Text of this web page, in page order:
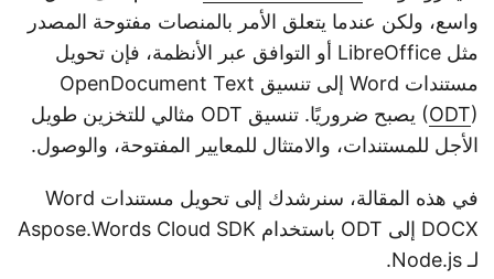
واسع، ولكن عندما يتعلق الأمر بالمنصات مفتوحة المصدر
مثل LibreOffice أو التوافق عبر الأنظمة، فإن تحويل
مستندات Word إلى تنسيق OpenDocument Text
(ODT
) يصبح ضروريًا. تنسيق ODT مثالي للتخزين طويل
الأجل للمستندات، والامتثال للمعايير المفتوحة، والوصول.
في هذه المقالة، سنرشدك إلى تحويل مستندات Word
DOCX إلى ODT باستخدام Aspose.Words Cloud SDK
لـ Node.js.